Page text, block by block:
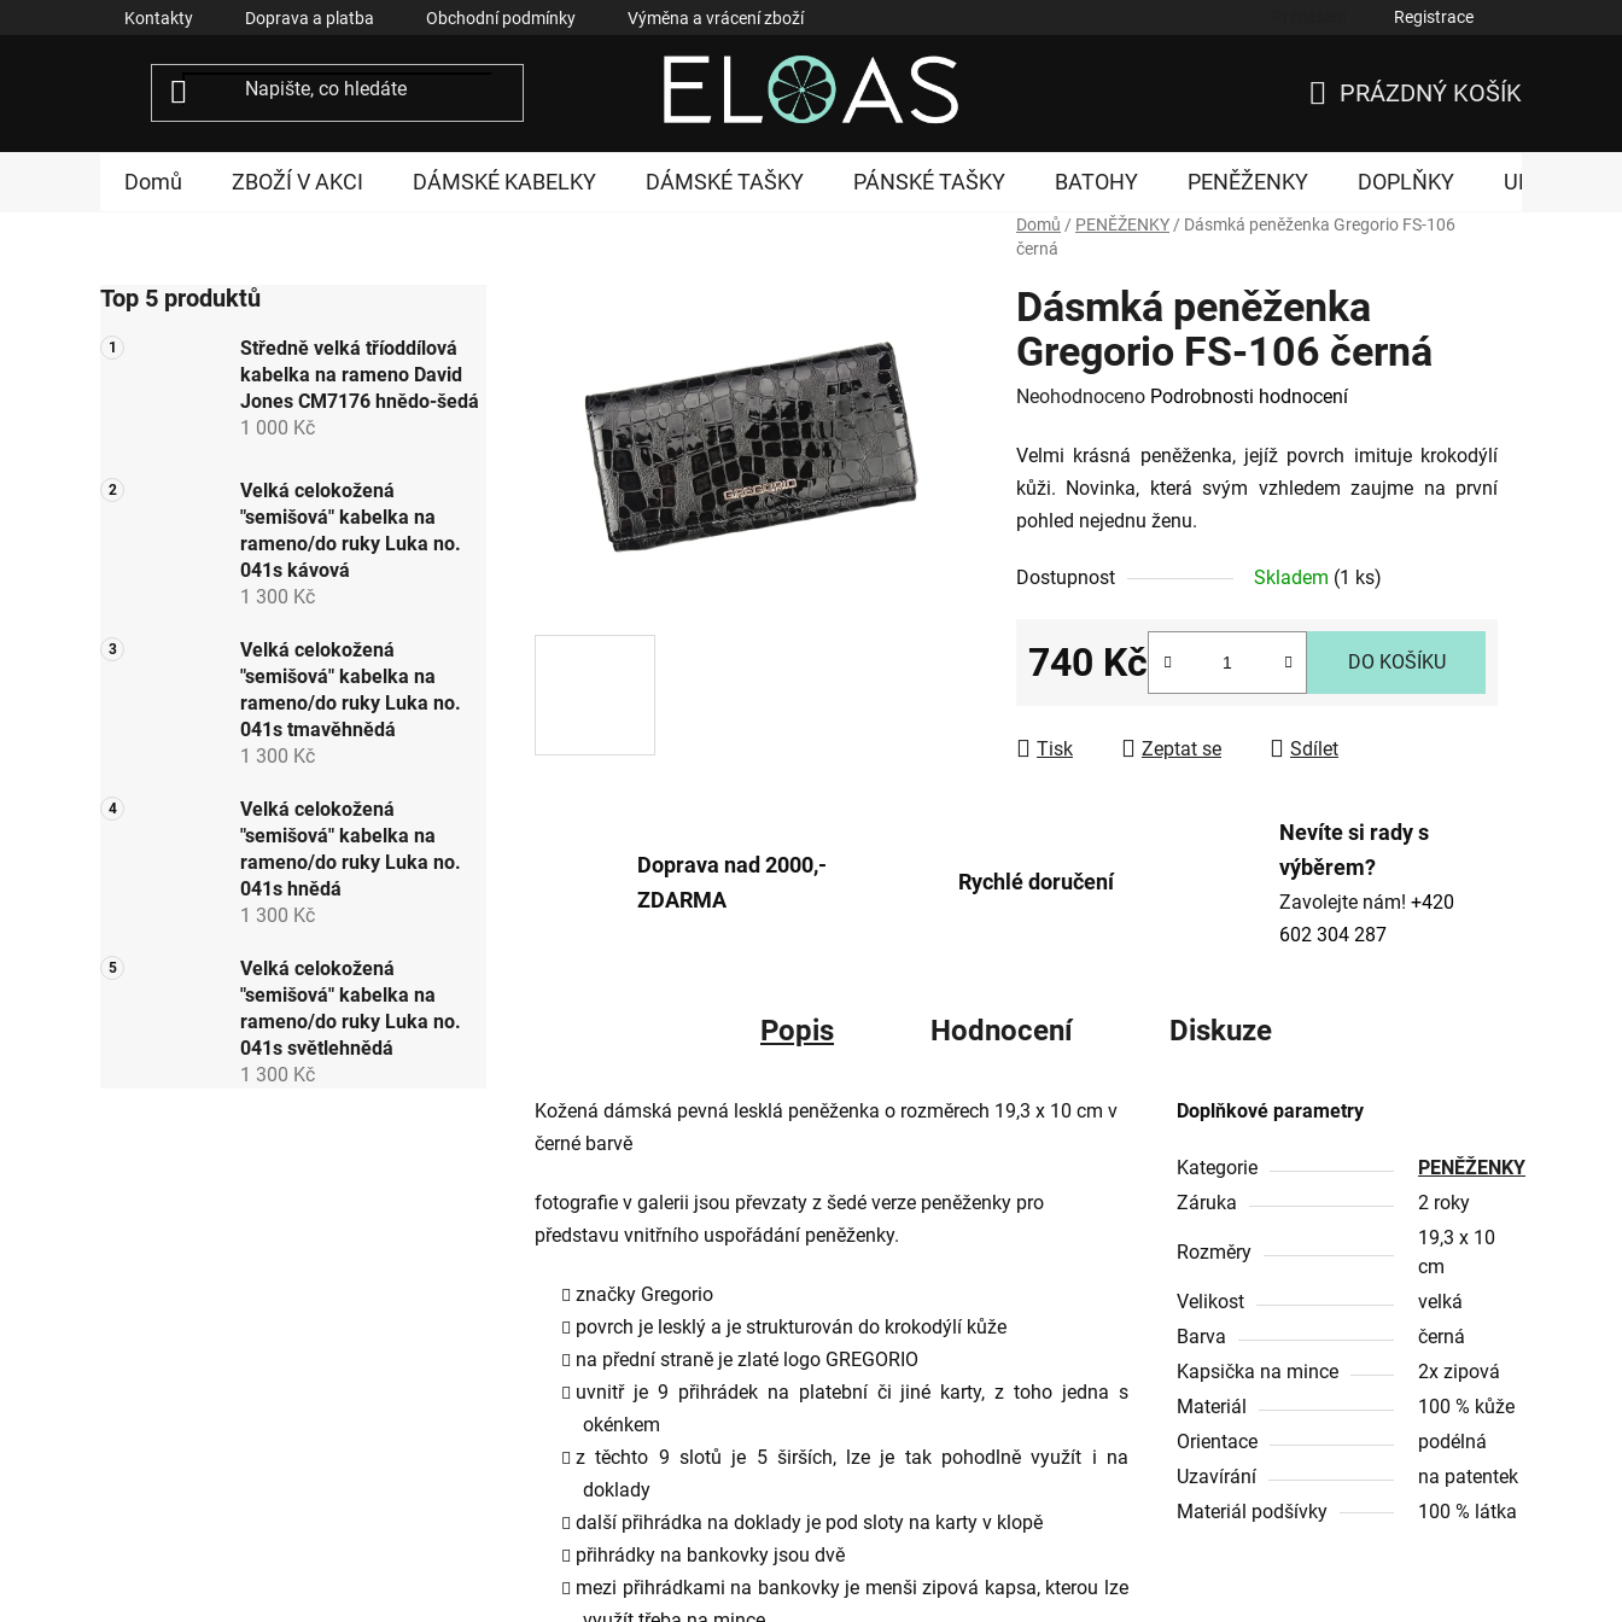
Kontakty Doprava a platba Obchodní podmínky Výměna a vrácení zboží Registrace
KOŠÍK
PRÁZDNÝ KOŠÍK
Domů ZBOŽÍ V AKCI DÁMSKÉ KABELKY DÁMSKÉ TAŠKY PÁNSKÉ TAŠKY BATOHY PENĚŽENKY DOPLŇKY UNISEX
Domů / PENĚŽENKY / Dásmká peněženka Gregorio FS-106
černá
o
s
t
n
e
Top 5 produktů
Středně velká tříoddílová
kabelka na rameno David
Jones CM7176 hnědo-šedá
1 000 Kč
Velká celokožená
"semišová" kabelka na
rameno/do ruky Luka no.
041s kávová
1 300 Kč
Velká celokožená
"semišová" kabelka na
rameno/do ruky Luka no.
041s tmavěhnědá
1 300 Kč
Velká celokožená
"semišová" kabelka na
rameno/do ruky Luka no.
041s hnědá
1 300 Kč
Velká celokožená
"semišová" kabelka na
rameno/do ruky Luka no.
041s světlehnědá
1 300 Kč
Dásmká peněženka
Gregorio FS-106 černá
Průměrné
produktu
je
0,0
5
Neohodnoceno Podrobnosti hodnocení
Velmi krásná peněženka, jejíž povrch imituje krokodýlí
kůži. Novinka, která svým vzhledem zaujme na první
pohled nejednu ženu.
Dostupnost Skladem (1 ks)
740 Kč DO KOŠÍKU
Tisk Zeptat se Sdílet
Doprava nad 2000,-
ZDARMA
Rychlé doručení
Nevíte si rady s
výběrem?
Zavolejte nám! +420
602 304 287
Popis Hodnocení Diskuze
Kožená dámská pevná lesklá peněženka o rozměrech 19,3 x 10 cm v
černé barvě
fotografie v galerii jsou převzaty z šedé verze peněženky pro
představu vnitřního uspořádání peněženky.
značky Gregorio
povrch je lesklý a je strukturován do krokodýlí kůže
na přední straně je zlaté logo GREGORIO
uvnitř je 9 přihrádek na platební či jiné karty, z toho jedna s
okénkem
z těchto 9 slotů je 5 širších, lze je tak pohodlně využít i na
doklady
další přihrádka na doklady je pod sloty na karty v klopě
přihrádky na bankovky jsou dvě
mezi přihrádkami na bankovky je menši zipová kapsa, kterou lze
Doplňkové parametry
Kategorie
PENĚŽENKY
Záruka
2 roky
Rozměry
19,3 x 10
cm
Velikost
velká
Barva
černá
Kapsička na mince
2x zipová
Materiál
100 % kůže
Orientace
podélná
Uzavírání
na patentek
Materiál podšívky
100 % látka